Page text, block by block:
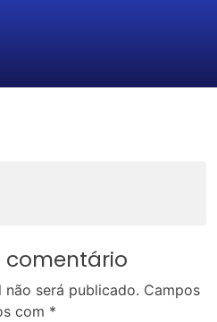
comentário
não será publicado. Campos
com *